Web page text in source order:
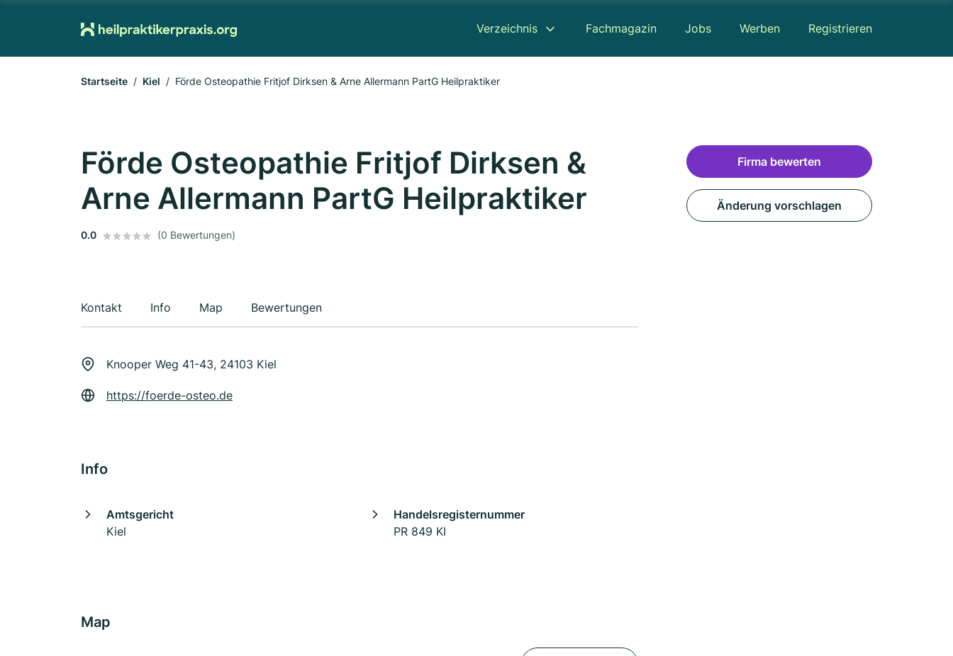
Verzeichnis Fachmagazin Jobs Werben Registrieren
Startseite Kiel Förde Osteopathie Fritjof Dirksen & Arne Allermann PartG Heilpraktiker
Förde Osteopathie Fritjof Dirksen &
Arne Allermann PartG Heilpraktiker
0.0 (0 Bewertungen)
Kontakt Info Map Bewertungen
Knooper Weg 41-43, 24103 Kiel
https://foerde-osteo.de
Info
Amtsgericht
Kiel
Handelsregisternummer
PR 849 KI
Map
Firma bewerten
Änderung vorschlagen